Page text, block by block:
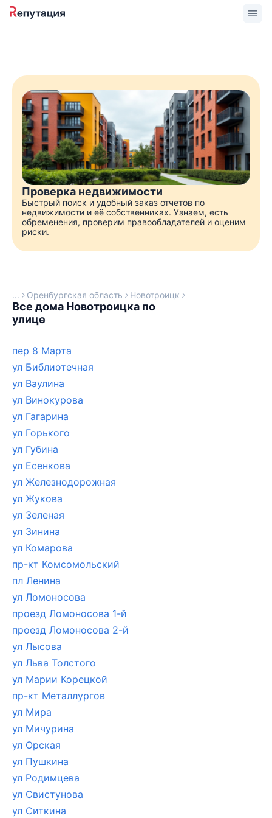
Проверка недвижимости
Быстрый поиск и удобный заказ отчетов по
недвижимости и её собственниках. Узнаем, есть
обременения, проверим правообладателей и оценим
риски.
Оренбургская область Новотроицк
Все дома Новотроицка по
улице
пер 8 Марта
ул Библиотечная
ул Ваулина
ул Винокурова
ул Гагарина
ул Горького
ул Губина
ул Есенкова
ул Железнодорожная
ул Жукова
ул Зеленая
ул Зинина
ул Комарова
пр-кт Комсомольский
пл Ленина
ул Ломоносова
проезд Ломоносова 1-й
проезд Ломоносова 2-й
ул Лысова
ул Льва Толстого
ул Марии Корецкой
пр-кт Металлургов
ул Мира
ул Мичурина
ул Орская
ул Пушкина
ул Родимцева
ул Свистунова
ул Ситкина